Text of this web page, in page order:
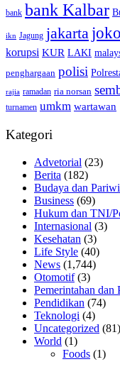
bank bank Kalbar
ikn Jagung jakarta
korupsi KUR LAKI
penghargaan polisi
rajia ramadan ria norsan
turnamen umkm wartawan
Kategori
Advetorial (23)
Berita (182)
Budaya dan
Business (69)
Hukum dan TNI/
Internasional (3)
Kesehatan (3)
Life Style (40)
News (1,744)
Otomotif(3)
Pemerintahan dan
Pendidikan (74)
Teknologi (4)
Uncategorized (81)
World (1)
Foods (1)